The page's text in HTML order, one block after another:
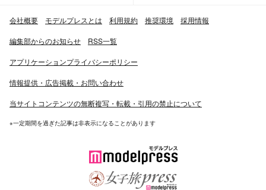
会社概要 モデルプレスとは 利用規約 推奨環境 採用情報
編集部からのお知らせ RSS一覧
アプリケーションプライバシーポリシー
情報提供・広告掲載・お問い合わせ
当サイトコンテンツの無断複写・転載・引用の禁止について
※一定期間を過ぎた記事は非表示になることがあります